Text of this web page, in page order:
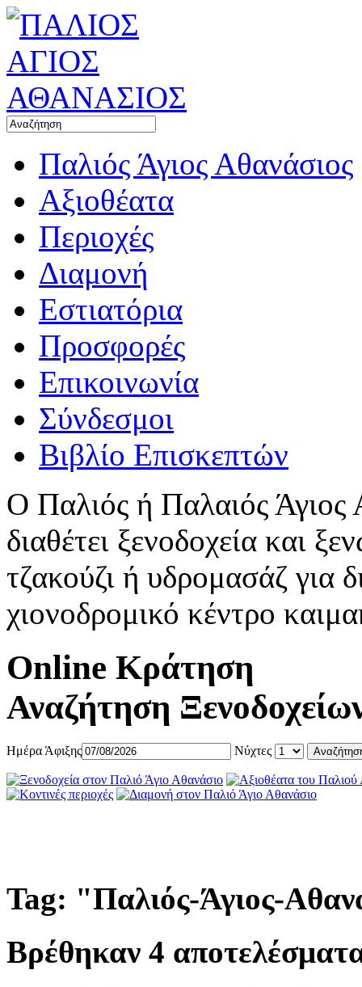
Παλιός Άγιος Αθανάσιος
Αξιοθέατα
Περιοχές
Διαμονή
Εστιατόρια
Προσφορές
Επικοινωνία
Σύνδεσμοι
Βιβλίο Επισκεπτών
Ο Παλιός ή Παλαιός
διαθέτει ξενοδοχεία και
τζακούζι ή υδρομασάζ για
χιονοδρομικό κέντρο
Online Κράτηση
Αναζήτηση
Ημέρα Άφιξης Νύχτες
Tag: "Παλιός-Άγιος-
Βρέθηκαν 4